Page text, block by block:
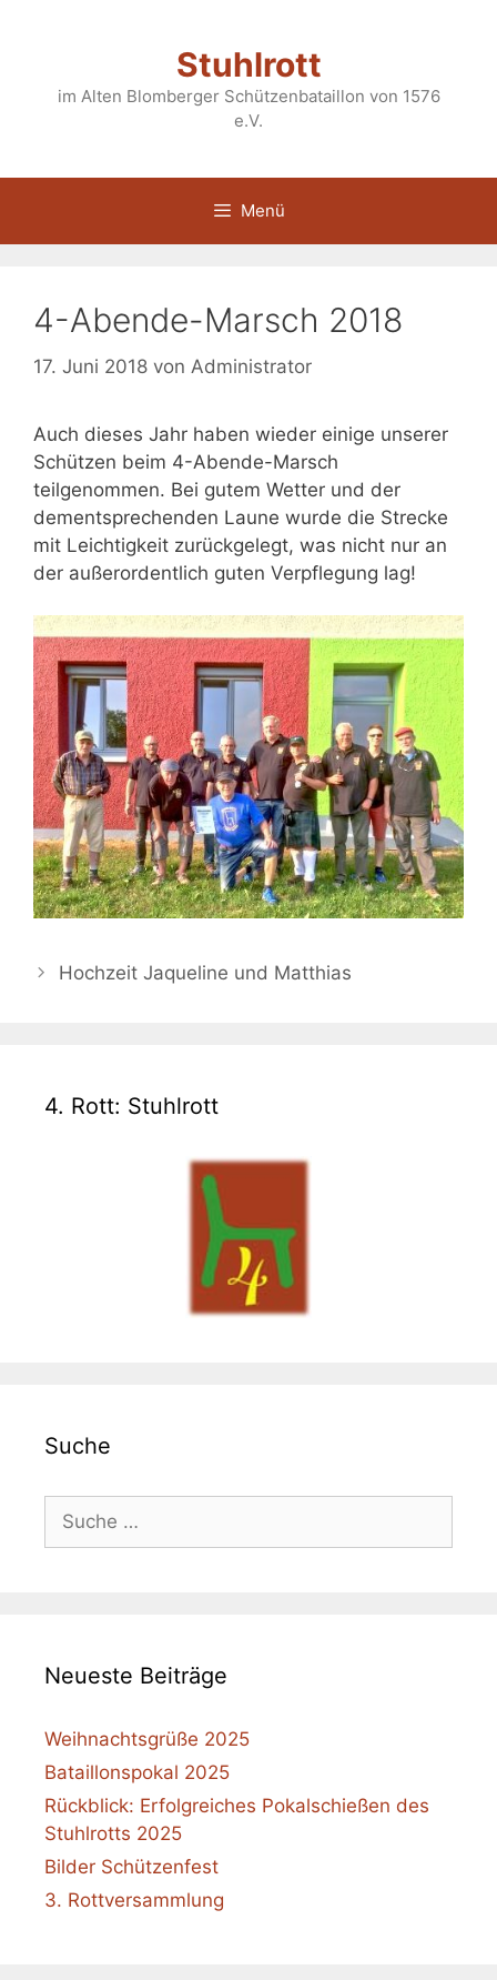
Stuhlrott
im Alten Blomberger Schützenbataillon von 1576
e.V.
Menü
4-Abende-Marsch 2018
17. Juni 2018 von Administrator
Auch dieses Jahr haben wieder einige unserer
Schützen beim 4-Abende-Marsch
teilgenommen. Bei gutem Wetter und der
dementsprechenden Laune wurde die Strecke
mit Leichtigkeit zurückgelegt, was nicht nur an
der außerordentlich guten Verpflegung lag!
Hochzeit Jaqueline und Matthias
4. Rott: Stuhlrott
Suche
nach:
Neueste Beiträge
Weihnachtsgrüße 2025
Bataillonspokal 2025
Rückblick: Erfolgreiches Pokalschießen des
Stuhlrotts 2025
Bilder Schützenfest
3. Rottversammlung